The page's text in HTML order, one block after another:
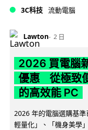
3C科技 流動電腦
Lawton 2 日
2026 買電腦
優惠 從極致
的高效能 PC
2026 年的電腦選購基
輕量化」、「機身美學